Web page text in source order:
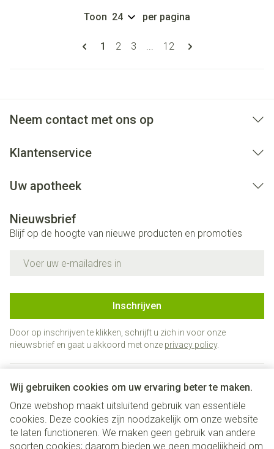
Wij gebruiken cookies om uw ervaring beter te maken.
Onze webshop maakt uitsluitend gebruik van essentiële
cookies. Deze cookies zijn noodzakelijk om onze website
te laten functioneren. We maken geen gebruik van andere
soorten cookies; daarom bieden we geen mogelijkheid om
Pagina's
U lees momenteel pagina
1 Pagina
2 Pagina
3 ... Pagina
12
Toon per pagina
Neem contact met ons op
Klantenservice
Uw apotheek
Nieuwsbrief
Blijf op de hoogte van nieuwe producten en promoties
Inschrijven
Door op inschrijven te klikken, schrijft u zich in voor onze
nieuwsbrief en gaat u akkoord met onze privacy policy.